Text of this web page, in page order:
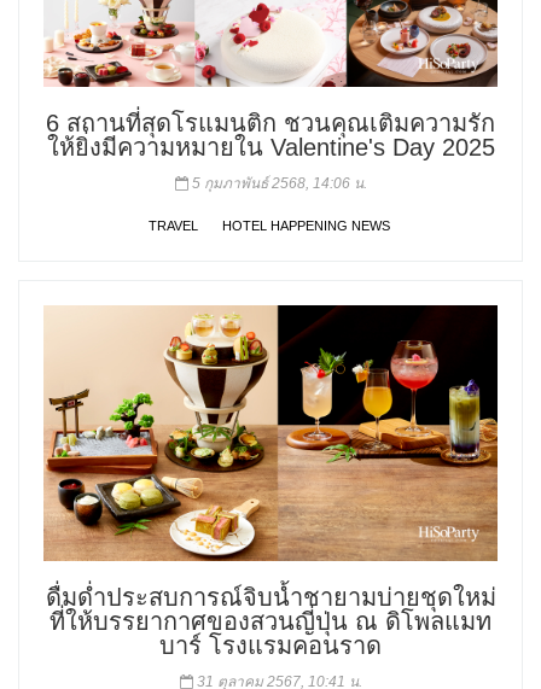
6 สถานที่สุดโรแมนติก ชวนคุณเติมความรัก
ให้ยิ่งมีความหมายใน Valentine's Day 2025
5 กุมภาพันธ์ 2568, 14:06 น.
TRAVEL HOTEL HAPPENING NEWS
ดื่มด่ำประสบการณ์จิบน้ำชายามบ่ายชุดใหม่
ที่ให้บรรยากาศของสวนญี่ปุ่น ณ ดิโพลแมท
บาร์ โรงแรมคอนราด
31 ตุลาคม 2567, 10:41 น.